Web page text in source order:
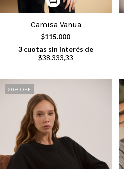
Camisa Vanua
$115.000
3 cuotas sin interés de
$38.333,33
20% OFF